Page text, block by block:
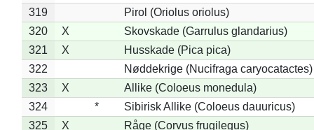
319
Pirol (Oriolus oriolus)
320
X
Skovskade (Garrulus glandarius)
321
X
Husskade (Pica pica)
322
Nøddekrige (Nucifraga caryocatactes)
323
X
Allike (Coloeus monedula)
324
*
Sibirisk Allike (Coloeus dauuricus)
325
X
Råge (Corvus frugilegus)